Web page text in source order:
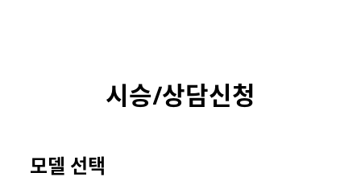
시승/상담신청
모델 선택